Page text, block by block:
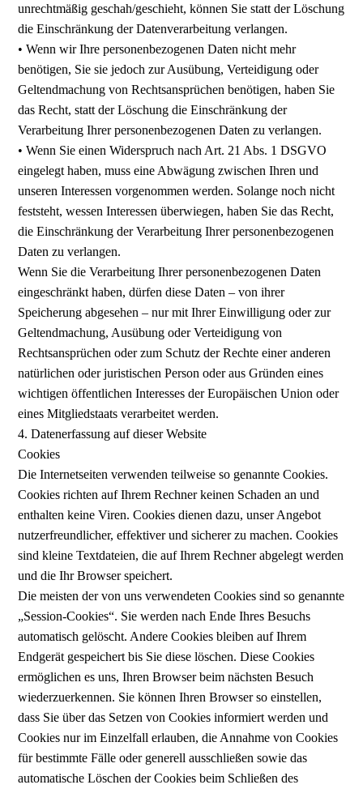
unrechtmäßig geschah/geschieht, können Sie statt der Löschung
die Einschränkung der Datenverarbeitung verlangen.
• Wenn wir Ihre personenbezogenen Daten nicht mehr
benötigen, Sie sie jedoch zur Ausübung, Verteidigung oder
Geltendmachung von Rechtsansprüchen benötigen, haben Sie
das Recht, statt der Löschung die Einschränkung der
Verarbeitung Ihrer personenbezogenen Daten zu verlangen.
• Wenn Sie einen Widerspruch nach Art. 21 Abs. 1 DSGVO
eingelegt haben, muss eine Abwägung zwischen Ihren und
unseren Interessen vorgenommen werden. Solange noch nicht
feststeht, wessen Interessen überwiegen, haben Sie das Recht,
die Einschränkung der Verarbeitung Ihrer personenbezogenen
Daten zu verlangen.
Wenn Sie die Verarbeitung Ihrer personenbezogenen Daten
eingeschränkt haben, dürfen diese Daten – von ihrer
Speicherung abgesehen – nur mit Ihrer Einwilligung oder zur
Geltendmachung, Ausübung oder Verteidigung von
Rechtsansprüchen oder zum Schutz der Rechte einer anderen
natürlichen oder juristischen Person oder aus Gründen eines
wichtigen öffentlichen Interesses der Europäischen Union oder
eines Mitgliedstaats verarbeitet werden.
4. Datenerfassung auf dieser Website
Cookies
Die Internetseiten verwenden teilweise so genannte Cookies.
Cookies richten auf Ihrem Rechner keinen Schaden an und
enthalten keine Viren. Cookies dienen dazu, unser Angebot
nutzerfreundlicher, effektiver und sicherer zu machen. Cookies
sind kleine Textdateien, die auf Ihrem Rechner abgelegt werden
und die Ihr Browser speichert.
Die meisten der von uns verwendeten Cookies sind so genannte
„Session-Cookies“. Sie werden nach Ende Ihres Besuchs
automatisch gelöscht. Andere Cookies bleiben auf Ihrem
Endgerät gespeichert bis Sie diese löschen. Diese Cookies
ermöglichen es uns, Ihren Browser beim nächsten Besuch
wiederzuerkennen. Sie können Ihren Browser so einstellen,
dass Sie über das Setzen von Cookies informiert werden und
Cookies nur im Einzelfall erlauben, die Annahme von Cookies
für bestimmte Fälle oder generell ausschließen sowie das
automatische Löschen der Cookies beim Schließen des